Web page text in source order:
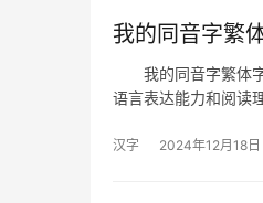
我的同音字繁
我的同音字繁体字
语言表达能力和阅读
汉字 2024年12月18日